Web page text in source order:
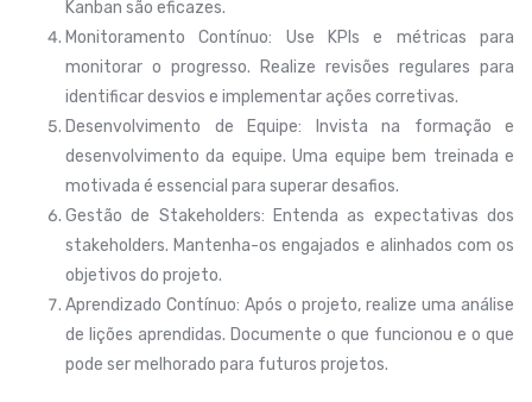
Kanban são eficazes.
Monitoramento Contínuo: Use KPIs e métricas para
monitorar o progresso. Realize revisões regulares para
identificar desvios e implementar ações corretivas.
Desenvolvimento de Equipe: Invista na formação e
desenvolvimento da equipe. Uma equipe bem treinada e
motivada é essencial para superar desafios.
Gestão de Stakeholders: Entenda as expectativas dos
stakeholders. Mantenha-os engajados e alinhados com os
objetivos do projeto.
Aprendizado Contínuo: Após o projeto, realize uma análise
de lições aprendidas. Documente o que funcionou e o que
pode ser melhorado para futuros projetos.